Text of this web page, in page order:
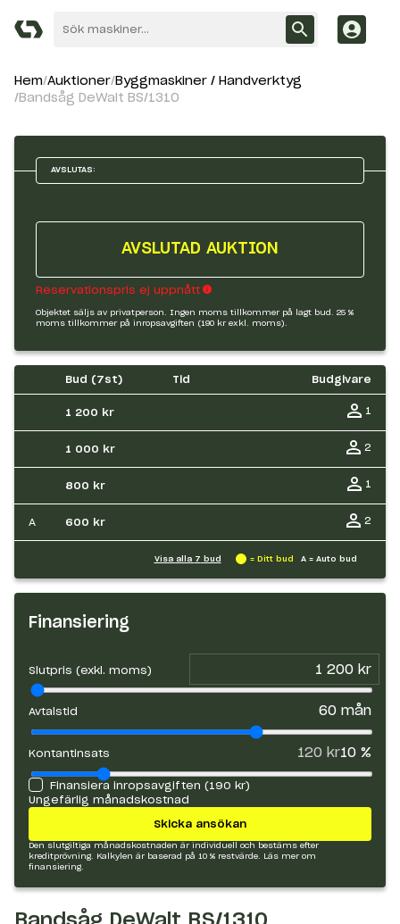
Hem Auktioner Byggmaskiner / Handverktyg
Bandsåg DeWalt BS/1310
AVSLUTAS:
AVSLUTAD AUKTION
Reservationspris ej uppnått
Objektet säljs av privatperson. Ingen moms tillkommer på lagt bud. 25 %
moms tillkommer på inropsavgiften (190 kr exkl. moms).
Bud (7st) Tid Budgivare
1 200 kr 1
1 000 kr 2
800 kr 1
A 600 kr 2
Visa alla 7 bud = Ditt bud A = Auto bud
Finansiering
Slutpris (exkl. moms)
Avtalstid 60 mån
Kontantinsats 120 kr10 %
Finansiera inropsavgiften (190 kr)
Ungefärlig månadskostnad
Skicka ansökan
Den slutgiltiga månadskostnaden är individuell och bestäms efter
kreditprövning. Kalkylen är baserad på 10 % restvärde.
Läs mer om
finansiering.